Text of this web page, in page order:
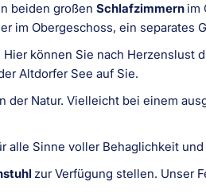
beiden großen Schlafzimmern im
im Obergeschoss, ein separates
können Sie nach Herzenslust
Altdorfer See auf Sie.
Natur. Vielleicht bei einem
alle Sinne voller Behaglichkeit
zur Verfügung stellen. Unser